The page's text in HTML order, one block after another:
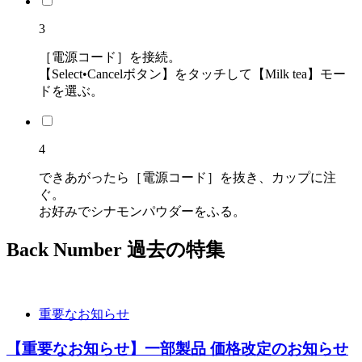
3
［電源コード］を接続。
【Select•Cancelボタン】をタッチして【Milk tea】モー
ドを選ぶ。
4
できあがったら［電源コード］を抜き、カップに注
ぐ。
お好みでシナモンパウダーをふる。
Back Number 過去の特集
重要なお知らせ
【重要なお知らせ】一部製品 価格改定のお知らせ